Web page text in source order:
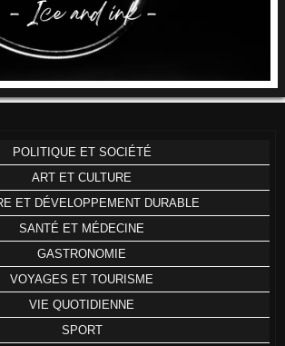
POLITIQUE ET SOCIÉTÉ
ART ET CULTURE
ET DÉVELOPPEMENT DURABLE
SANTÉ ET MÉDECINE
GASTRONOMIE
VOYAGES ET TOURISME
VIE QUOTIDIENNE
SPORT